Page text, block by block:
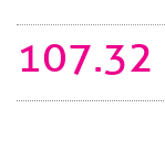
107.32